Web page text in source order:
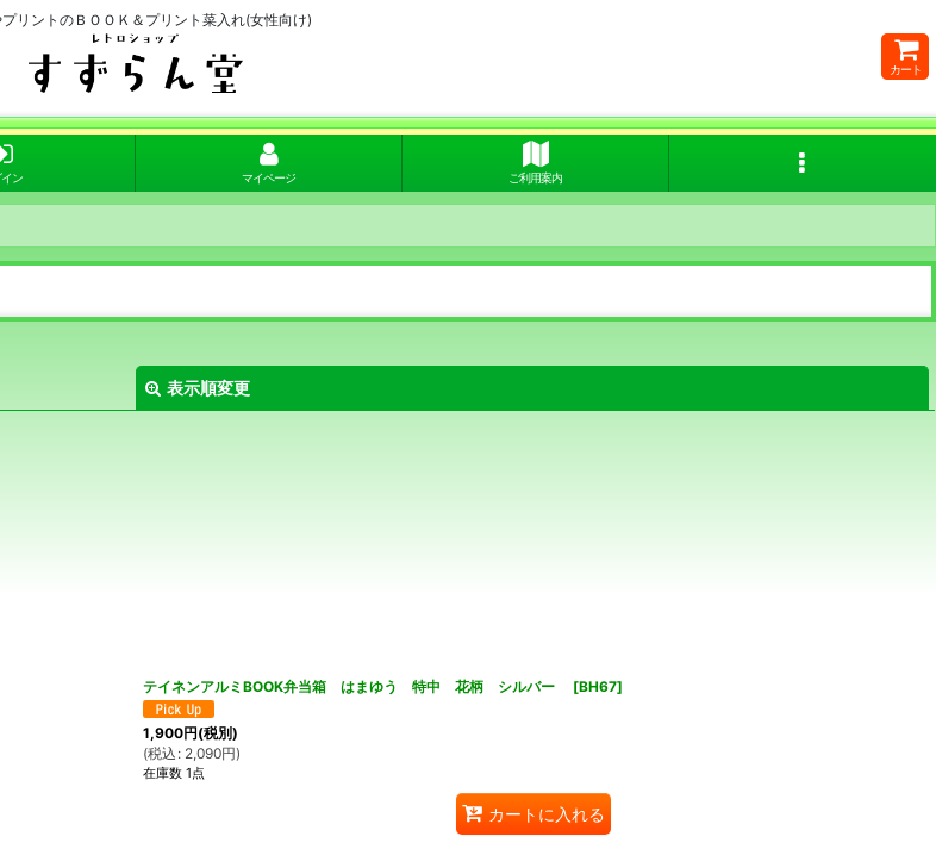
リントのＢＯＯＫ＆プリント菜入れ(女性向け)
カート
ン マイページ ご利用案内
表示順変更
テイネンアルミBOOK弁当箱 はまゆう 特中 花柄 シルバー [BH67]
1,900円(税別)
(税込 : 2,090円)
在庫数 1点
カートに入れる